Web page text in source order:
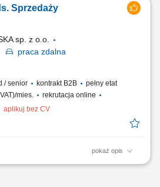
długofalowych relacji z klientami.
i rozwijanie współpracy z partnerami
Sprzedaży
sp. z o.o.
praca zdalna
/ senior kontrakt B2B
pełny etat
mies.
rekrutacja online
aplikuj bez CV
pokaż opis
klientów B2B poprzez aktywne